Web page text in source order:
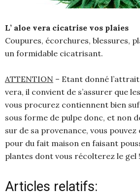
L’ aloe vera cicatrise vos plaies
Coupures, écorchures, blessures,
un formidable cicatrisant.
ATTENTION – Etant donné
vera, il convient de s’assurer que
vous procurez contiennent bien
sous forme de pulpe donc, et non
sur de sa provenance, vous
pour du fait maison en faisant
plantes dont vous récolterez le gel !
Articles relatifs: